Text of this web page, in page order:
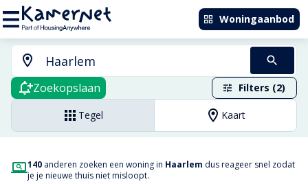
Woningaanbod
Zoekopslaan Filters (2)
Tegel Kaart
140 anderen zoeken een woning in Haarlem dus reageer snel zodat
je je nieuwe thuis niet misloopt.